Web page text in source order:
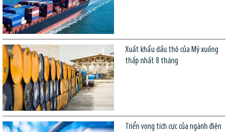
Xuất khẩu dầu thô của Mỹ xuống
thấp nhất 8 tháng
Triển vọng tích cực của ngành điện